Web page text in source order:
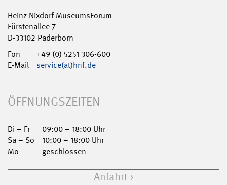
Heinz Nixdorf MuseumsForum
Fürstenallee 7
D-33102 Paderborn
Fon
+49 (0) 5251 306-600
E-Mail
service(at)hnf.de
ÖFFNUNGSZEITEN
Di – Fr
09:00 – 18:00 Uhr
Sa – So
10:00 – 18:00 Uhr
Mo
geschlossen
Anfahrt